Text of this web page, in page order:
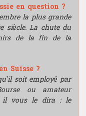
en question ?
la plus grande
siècle. La chute du
de la fin de la
Suisse ?
soit employé par
ou amateur
il vous le dira : le